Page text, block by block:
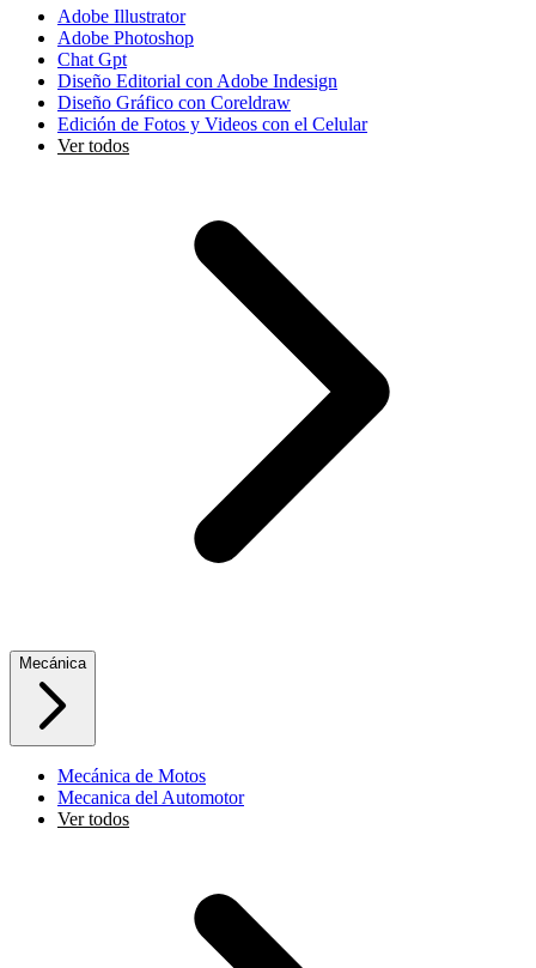
Adobe Illustrator
Adobe Photoshop
Chat Gpt
Diseño Editorial con Adobe Indesign
Diseño Gráfico con Coreldraw
Edición de Fotos y Videos con el Celular
Ver todos
Mecánica
Mecánica de Motos
Mecanica del Automotor
Ver todos